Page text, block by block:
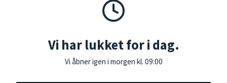
Vi har lukket for i dag.
Vi åbner igen i morgen kl. 09:00